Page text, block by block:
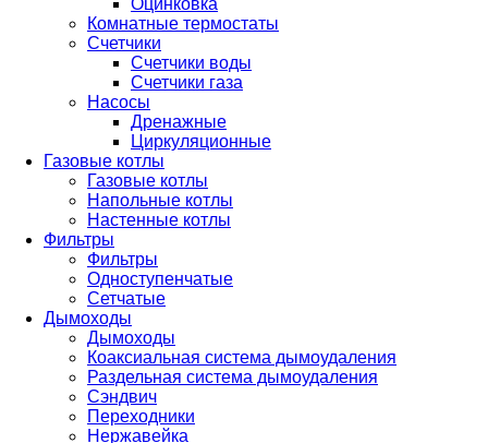
Оцинковка
Комнатные термостаты
Счетчики
Счетчики воды
Счетчики газа
Насосы
Дренажные
Циркуляционные
Газовые котлы
Газовые котлы
Напольные котлы
Настенные котлы
Фильтры
Фильтры
Одноступенчатые
Сетчатые
Дымоходы
Дымоходы
Коаксиальная система дымоудаления
Раздельная система дымоудаления
Сэндвич
Переходники
Нержавейка